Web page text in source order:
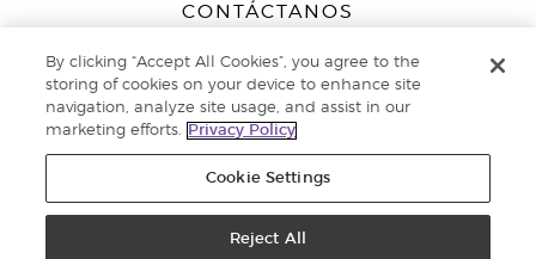
CONTÁCTANOS
Peizerweg 97
9727 AJ Groningen
Netherlands
Servicio de atención:900-812976
reservados. |Política de privacidad
By clicking “Accept All Cookies”, you agree to the
storing of cookies on your device to enhance site
navigation, analyze site usage, and assist in our
marketing efforts.
Privacy Policy
Cookie Settings
Reject All